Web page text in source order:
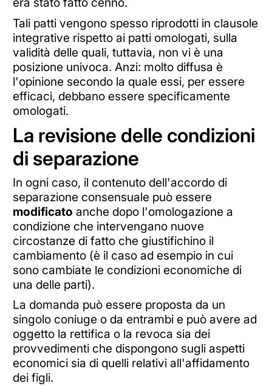
Tali patti vengono spesso riprodotti in clausole
integrative rispetto ai patti omologati, sulla
validità delle quali, tuttavia, non vi è una
posizione univoca. Anzi: molto diffusa è
l'opinione secondo la quale essi, per essere
efficaci, debbano essere specificamente
omologati.
La revisione delle condizioni
di separazione
In ogni caso, il contenuto dell'accordo di
separazione consensuale può essere
modificato anche dopo l'omologazione a
condizione che intervengano nuove
circostanze di fatto che giustifichino il
cambiamento (è il caso ad esempio in cui
sono cambiate le condizioni economiche di
una delle parti).
La domanda può essere proposta da un
singolo coniuge o da entrambi e può avere ad
oggetto la rettifica o la revoca sia dei
provvedimenti che dispongono sugli aspetti
economici sia di quelli relativi all'affidamento
dei figli.